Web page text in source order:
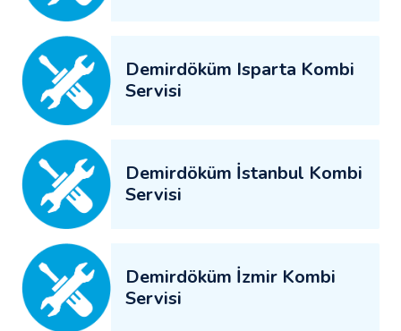
Demirdöküm Isparta Kombi
Servisi
Demirdöküm İstanbul Kombi
Servisi
Demirdöküm İzmir Kombi
Servisi